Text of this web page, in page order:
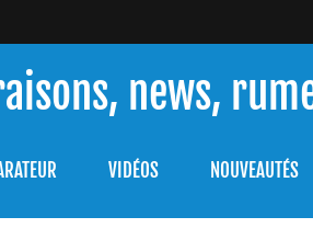
news,
VIDÉOS NOUVEAUTÉS